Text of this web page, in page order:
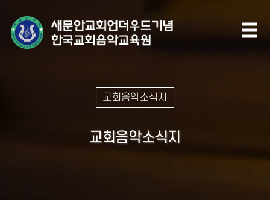
교회음악소식지
교회음악소식지